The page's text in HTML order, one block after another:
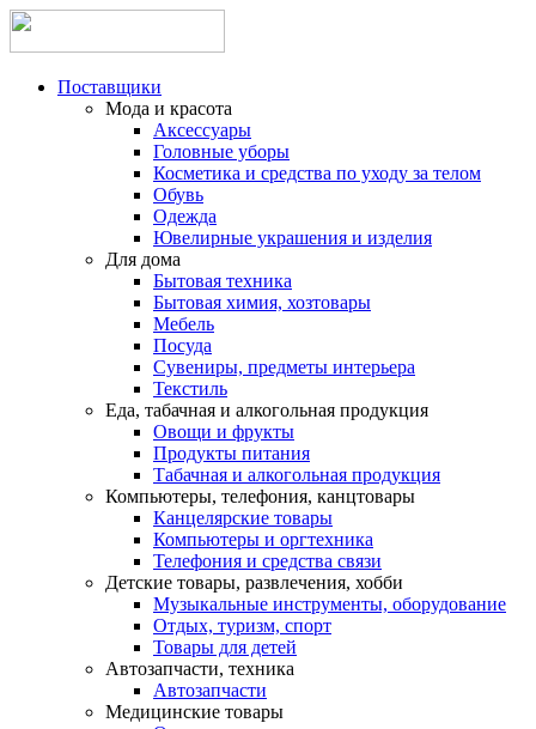
Поставщики
Мода и красота
Аксессуары
Головные уборы
Косметика и средства по уходу за телом
Обувь
Одежда
Ювелирные украшения и изделия
Для дома
Бытовая техника
Бытовая химия, хозтовары
Мебель
Посуда
Сувениры, предметы интерьера
Текстиль
Еда, табачная и алкогольная продукция
Овощи и фрукты
Продукты питания
Табачная и алкогольная продукция
Компьютеры, телефония, канцтовары
Канцелярские товары
Компьютеры и оргтехника
Телефония и средства связи
Детские товары, развлечения, хобби
Музыкальные инструменты, оборудование
Отдых, туризм, спорт
Товары для детей
Автозапчасти, техника
Автозапчасти
Медицинские товары